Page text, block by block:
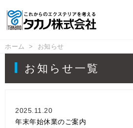
ホーム お知らせ
お知らせ一覧
2025.11.20
年末年始休業のご案内